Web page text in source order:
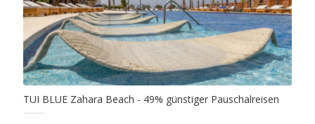
TUI BLUE Zahara Beach - 49% günstiger Pauschalreisen